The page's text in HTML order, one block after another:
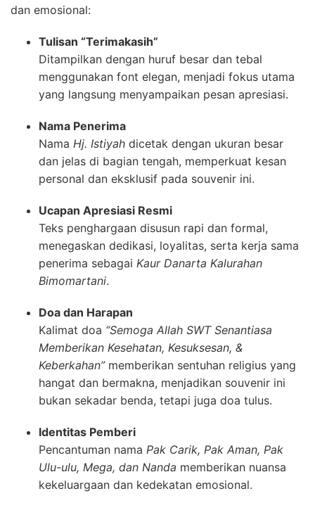
dan emosional:
Tulisan “Terimakasih”
Ditampilkan dengan huruf besar dan tebal
menggunakan font elegan, menjadi fokus utama
yang langsung menyampaikan pesan apresiasi.
Nama Penerima
Nama Hj. Istiyah dicetak dengan ukuran besar
dan jelas di bagian tengah, memperkuat kesan
personal dan eksklusif pada souvenir ini.
Ucapan Apresiasi Resmi
Teks penghargaan disusun rapi dan formal,
menegaskan dedikasi, loyalitas, serta kerja sama
penerima sebagai Kaur Danarta Kalurahan
Bimomartani.
Doa dan Harapan
Kalimat doa “Semoga Allah SWT Senantiasa
Memberikan Kesehatan, Kesuksesan, &
Keberkahan”memberikan sentuhan religius yang
hangat dan bermakna, menjadikan souvenir ini
bukan sekadar benda, tetapi juga doa tulus.
Identitas Pemberi
Pencantuman nama Pak Carik, Pak Aman, Pak
Ulu-ulu, Mega, dan Nanda memberikan nuansa
kekeluargaan dan kedekatan emosional.